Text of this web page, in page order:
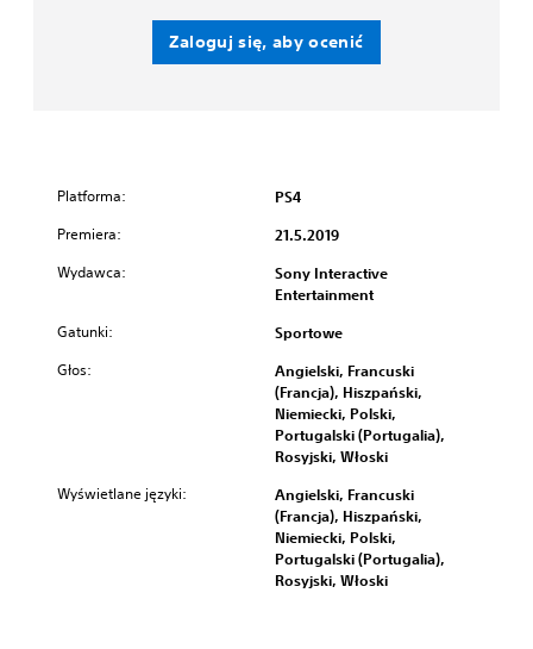
Zaloguj się, aby ocenić
Platforma: PS4
Premiera: 21.5.2019
Wydawca:
Sony Interactive
Entertainment
Gatunki: Sportowe
Głos:
Angielski, Francuski
(Francja), Hiszpański,
Niemiecki, Polski,
Portugalski (Portugalia),
Rosyjski, Włoski
Wyświetlane języki:
Angielski, Francuski
(Francja), Hiszpański,
Niemiecki, Polski,
Portugalski (Portugalia),
Rosyjski, Włoski